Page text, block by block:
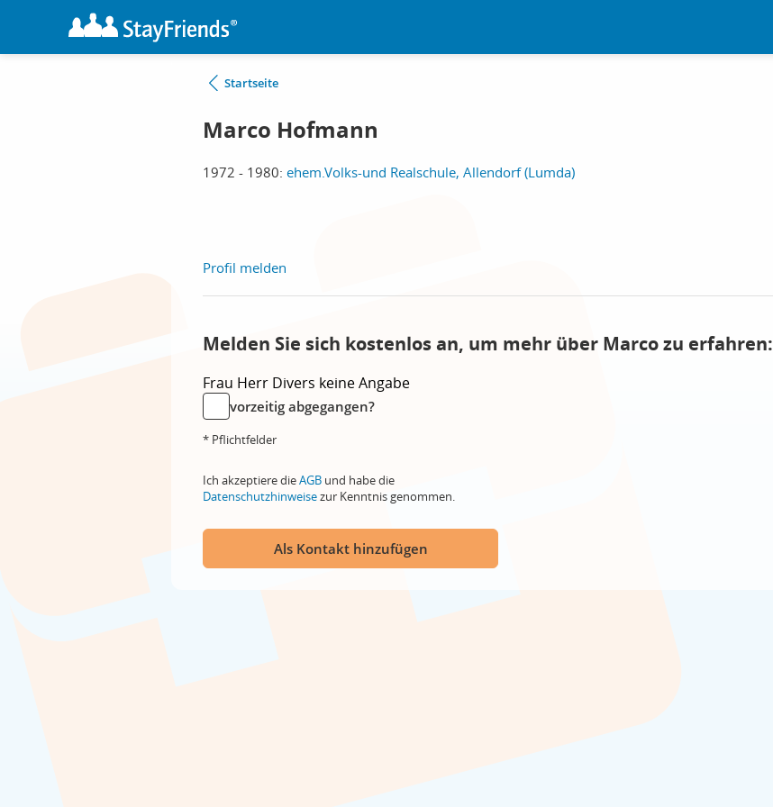
Startseite
Marco Hofmann
1972 - 1980: ehem.Volks-und Realschule, Allendorf (Lumda)
Profil melden
Melden Sie sich kostenlos an, um mehr über Marco zu erfahren:
Frau Herr Divers keine Angabe
vorzeitig abgegangen?
* Pflichtfelder
Ich akzeptiere dieAGB und habe die
Datenschutzhinweisezur Kenntnis genommen.
Als Kontakt hinzufügen